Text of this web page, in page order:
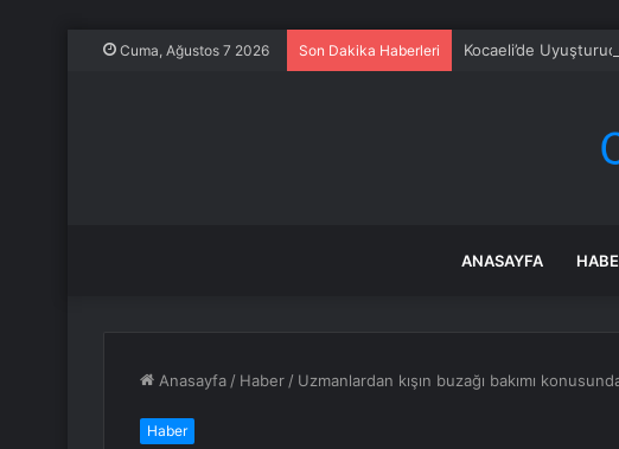
Cuma, Ağustos 7 2026 Son Dakika Haberleri Kocaeli’de
ANASAYFA
Anasayfa / Haber / Uzmanlardan kışın buzağı bakımı
Haber